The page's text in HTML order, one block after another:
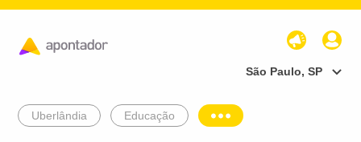
São Paulo, SP
Uberlândia Educação